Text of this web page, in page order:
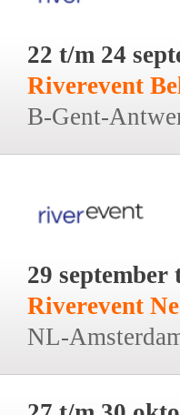
22 t/m 24
Riverevent
B-Gent-
29
Riverevent
NL-